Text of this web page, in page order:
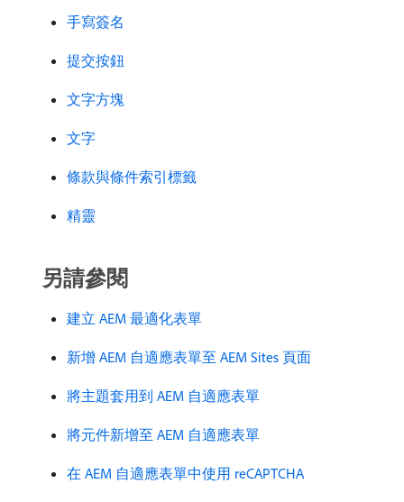
手寫簽名
提交按鈕
文字方塊
文字
條款與條件索引標籤
精靈
另請參閱
建立 AEM 最適化表單
新增 AEM 自適應表單至 AEM Sites 頁面
將主題套用到 AEM 自適應表單
將元件新增至 AEM 自適應表單
在 AEM 自適應表單中使用 reCAPTCHA